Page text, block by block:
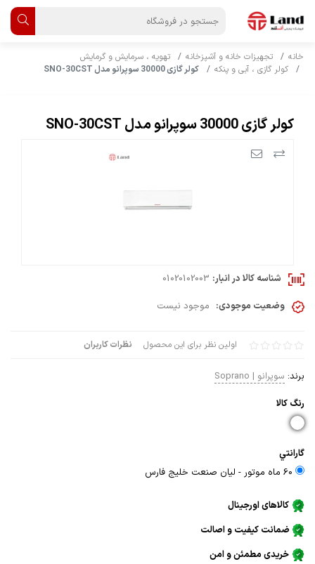
خانه تجهیزات خانه و آشپزخانه
تهویه ، سرمایش و گرمایش
کولر گازی ، آبی و پنکه
کولر گازی 30000 سوپرانو مدل SNO-30CST
کولر گازی 30000 سوپرانو مدل SNO-30CST
اولین نظر برای این محصول نظرات کاربران
برند: سوپرانو | Soprano
رنگ كالا
گارانتي
60 ماه موتور - ليان صنعت خليج فارس
کالاهای اورجینال
ضمانت کیفیت و اصالت
خریدی مطمئن و امن
شناسه کالا در انبار: 01020102003
وضعیت موجودی: موجود نیست